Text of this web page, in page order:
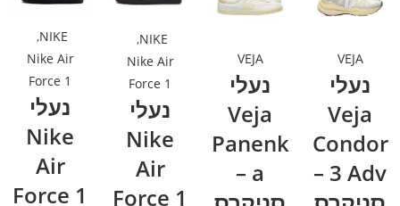
VEJA
נעלי
Veja
Condor
3 Adv –
VEJA
נעלי
Veja
Panenk
a –
NIKE
,
Nike Air
Force 1
נעלי
Nike
Air
Force 1
NIKE
,
Nike Air
Force 1
נעלי
Nike
Air
Force 1